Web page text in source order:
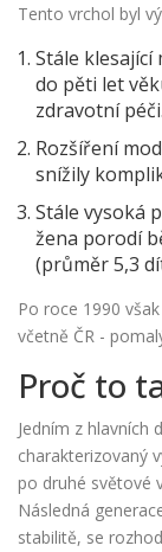
Tento vrchol byl
Stále klesající
do pěti let
zdravotní péči.
Rozšíření
snížily
Stále vysoká
žena porodí
(průměr 5,3
Po roce 1990
včetně ČR -
Proč to
Jedním z hlavních
charakterizovaný
po druhé světové
Následná
stabilitě, se